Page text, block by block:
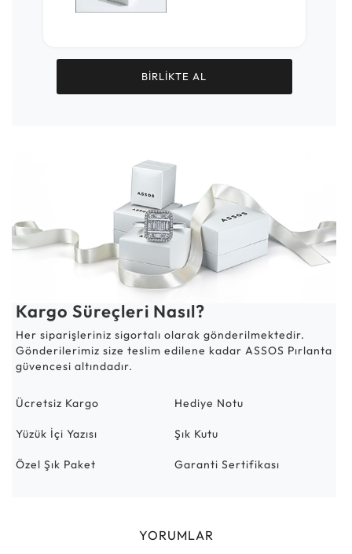
BİRLİKTE AL
Kargo Süreçleri Nasıl?
Her siparişleriniz sigortalı olarak gönderilmektedir.
Gönderilerimiz size teslim edilene kadar ASSOS Pırlanta
güvencesi altındadır.
Ücretsiz Kargo Hediye Notu
Yüzük İçi Yazısı Şık Kutu
Özel Şık Paket Garanti Sertifikası
YORUMLAR